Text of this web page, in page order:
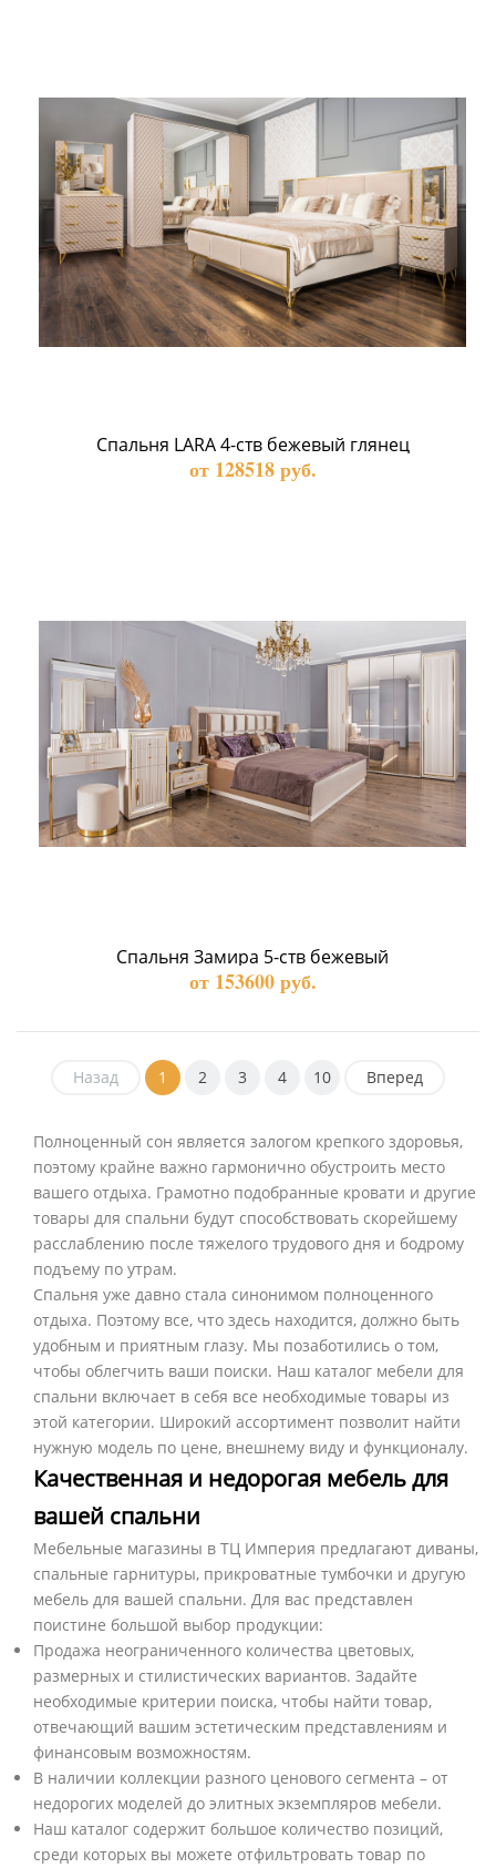
Спальня LARA 4-ств бежевый глянец
от 128518 руб.
Спальня Замира 5-ств бежевый
от 153600 руб.
Назад 1 2 3 4 10 Вперед
Полноценный сон является залогом крепкого здоровья,
поэтому крайне важно гармонично обустроить место
вашего отдыха. Грамотно подобранные кровати и другие
товары для спальни будут способствовать скорейшему
расслаблению после тяжелого трудового дня и бодрому
подъему по утрам.
Спальня уже давно стала синонимом полноценного
отдыха. Поэтому все, что здесь находится, должно быть
удобным и приятным глазу. Мы позаботились о том,
чтобы облегчить ваши поиски. Наш каталог мебели для
спальни включает в себя все необходимые товары из
этой категории. Широкий ассортимент позволит найти
нужную модель по цене, внешнему виду и функционалу.
Качественная и недорогая мебель для
вашей спальни
Мебельные магазины в ТЦ Империя предлагают диваны,
спальные гарнитуры, прикроватные тумбочки и другую
мебель для вашей спальни. Для вас представлен
поистине большой выбор продукции:
Продажа неограниченного количества цветовых,
размерных и стилистических вариантов. Задайте
необходимые критерии поиска, чтобы найти товар,
отвечающий вашим эстетическим представлениям и
финансовым возможностям.
В наличии коллекции разного ценового сегмента – от
недорогих моделей до элитных экземпляров мебели.
Наш каталог содержит большое количество позиций,
среди которых вы можете отфильтровать товар по